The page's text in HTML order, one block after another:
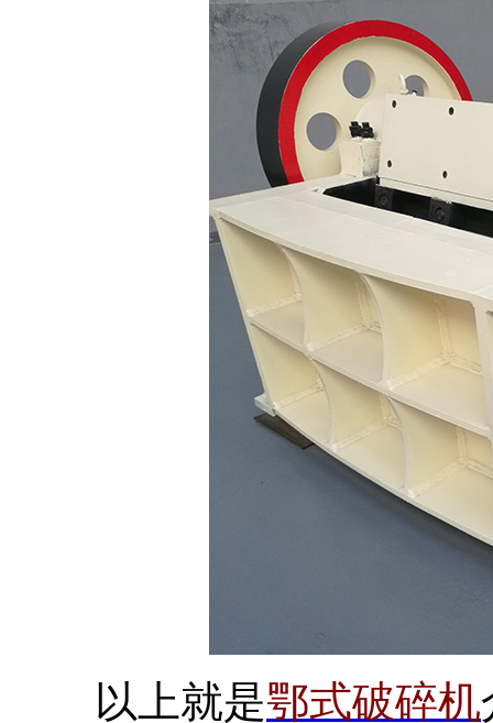
以上就是鄂式破碎机